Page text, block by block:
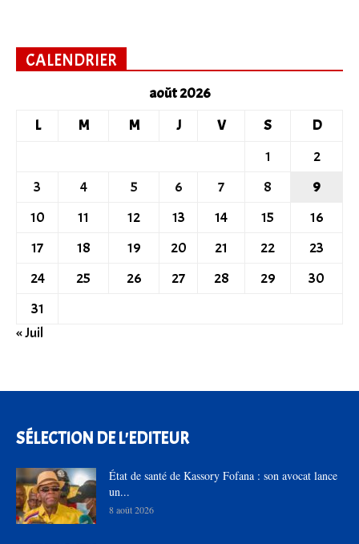
CALENDRIER
août 2026
L
M M J V S
D
1
2
3
4 5 6 7 8
9
10
11 12 13 14 15
16
17
18 19 20 21 22
23
24
25 26 27 28 29
30
31
« Juil
SÉLECTION DE L'EDITEUR
État de santé de Kassory Fofana : son avocat lance
un...
8 août 2026